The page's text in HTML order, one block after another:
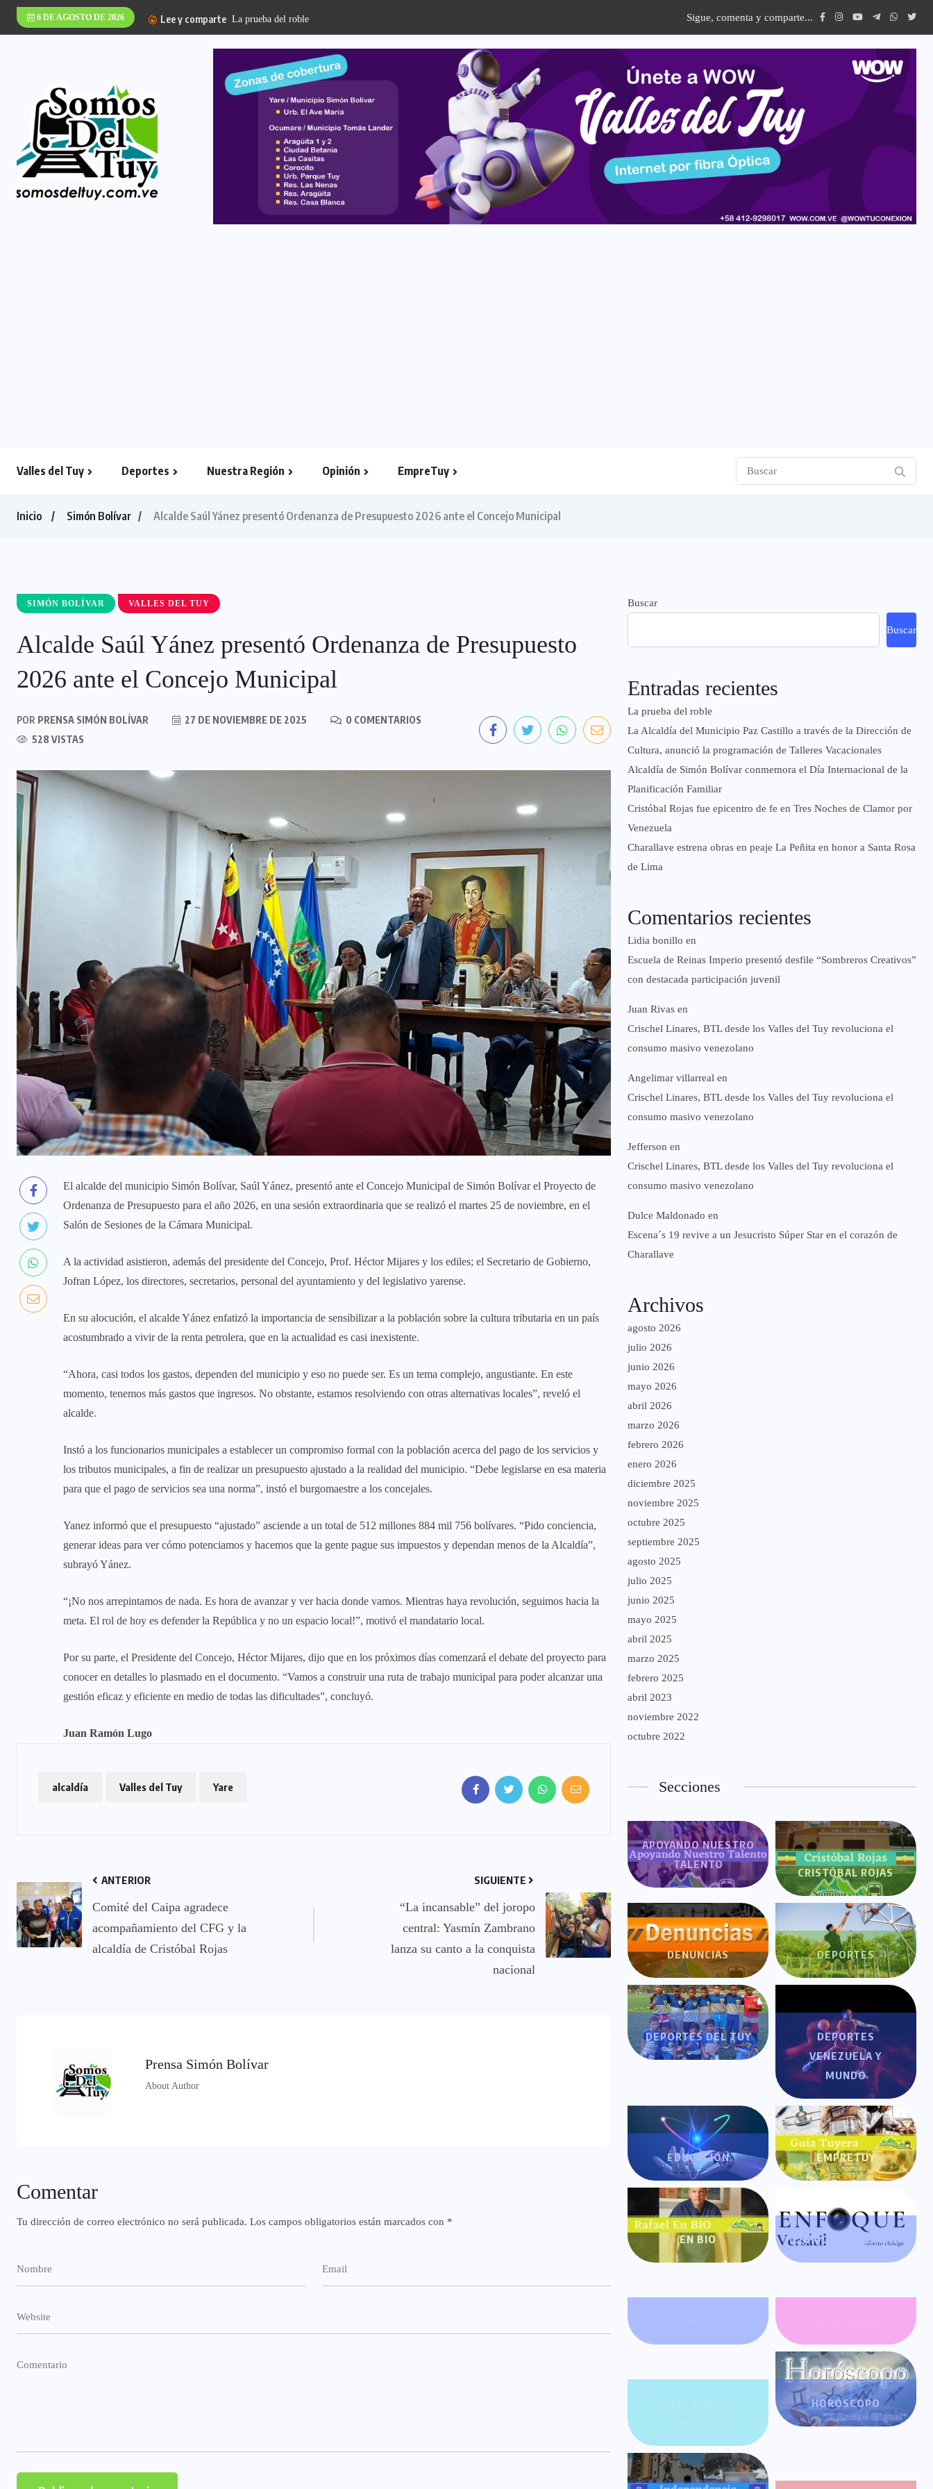
6 DE AGOSTO DE 2026 Lee y comparte La prueba del roble Sigue, comenta y comparte...
Valles del Tuy Deportes Nuestra Región Opinión EmpreTuy
Inicio Simón Bolívar Alcalde Saúl Yánez presentó Ordenanza de Presupuesto 2026 ante el Concejo Municipal
SIMÓN BOLÍVAR VALLES DEL TUY
Alcalde Saúl Yánez presentó Ordenanza de Presupuesto
2026 ante el Concejo Municipal
POR PRENSA SIMÓN BOLÍVAR 27 DE NOVIEMBRE DE 2025
0 COMENTARIOS
528 VISTAS
El alcalde del municipio Simón Bolívar, Saúl Yánez, presentó ante el Concejo Municipal de Simón Bolívar el Proyecto de
Ordenanza de Presupuesto para el año 2026, en una sesión extraordinaria que se realizó el martes 25 de noviembre, en el
Salón de Sesiones de la Cámara Municipal.
A la actividad asistieron, además del presidente del Concejo, Prof. Héctor Mijares y los ediles; el Secretario de Gobierno,
Jofran López, los directores, secretarios, personal del ayuntamiento y del legislativo yarense.
En su alocución, el alcalde Yánez enfatizó la importancia de sensibilizar a la población sobre la cultura tributaria en un país
acostumbrado a vivir de la renta petrolera, que en la actualidad es casi inexistente.
“Ahora, casi todos los gastos, dependen del municipio y eso no puede ser. Es un tema complejo, angustiante. En este
momento, tenemos más gastos que ingresos. No obstante, estamos resolviendo con otras alternativas locales”, reveló el
alcalde.
Instó a los funcionarios municipales a establecer un compromiso formal con la población acerca del pago de los servicios y
los tributos municipales, a fin de realizar un presupuesto ajustado a la realidad del municipio. “Debe legislarse en esa materia
para que el pago de servicios sea una norma”, instó el burgomaestre a los concejales.
Yanez informó que el presupuesto “ajustado” asciende a un total de 512 millones 884 mil 756 bolívares. “Pido conciencia,
generar ideas para ver cómo potenciamos y hacemos que la gente pague sus impuestos y dependan menos de la Alcaldía”,
subrayó Yánez.
“¡No nos arrepintamos de nada. Es hora de avanzar y ver hacia donde vamos. Mientras haya revolución, seguimos hacia la
meta. El rol de hoy es defender la República y no un espacio local!”, motivó el mandatario local.
Por su parte, el Presidente del Concejo, Héctor Mijares, dijo que en los próximos días comenzará el debate del proyecto para
conocer en detalles lo plasmado en el documento. “Vamos a construir una ruta de trabajo municipal para poder alcanzar una
gestión eficaz y eficiente en medio de todas las dificultades”, concluyó.
Juan Ramón Lugo
alcaldía Valles del Tuy Yare
ANTERIOR
Comité del Caipa agradece
acompañamiento del CFG y la
alcaldía de Cristóbal Rojas
SIGUIENTE
“La incansable” del joropo
central: Yasmín Zambrano
lanza su canto a la conquista
nacional
Prensa Simón Bolívar
About Author
Comentar
Tu dirección de correo electrónico no será publicada. Los campos obligatorios están marcados con *
Buscar
Buscar
Entradas recientes
La prueba del roble
La Alcaldía del Municipio Paz Castillo a través de la Dirección de
Cultura, anunció la programación de Talleres Vacacionales
Alcaldía de Simón Bolívar conmemora el Día Internacional de la
Planificación Familiar
Cristóbal Rojas fue epicentro de fe en Tres Noches de Clamor por
Venezuela
Charallave estrena obras en peaje La Peñita en honor a Santa Rosa
de Lima
Comentarios recientes
Lidia bonillo en
Escuela de Reinas Imperio presentó desfile “Sombreros Creativos”
con destacada participación juvenil
Juan Rivas en
Crischel Linares, BTL desde los Valles del Tuy revoluciona el
consumo masivo venezolano
Angelimar villarreal en
Crischel Linares, BTL desde los Valles del Tuy revoluciona el
consumo masivo venezolano
Jefferson en
Crischel Linares, BTL desde los Valles del Tuy revoluciona el
consumo masivo venezolano
Dulce Maldonado en
Escena´s 19 revive a un Jesucristo Súper Star en el corazón de
Charallave
Archivos
agosto 2026
julio 2026
junio 2026
mayo 2026
abril 2026
marzo 2026
febrero 2026
enero 2026
diciembre 2025
noviembre 2025
octubre 2025
septiembre 2025
agosto 2025
julio 2025
junio 2025
mayo 2025
abril 2025
marzo 2025
febrero 2025
abril 2023
noviembre 2022
octubre 2022
Secciones
APOYANDO NUESTRO
TALENTO
CRISTÓBAL ROJAS
DENUNCIAS DEPORTES
DEPORTES DEL TUY
DEPORTES
VENEZUELA Y
MUNDO
EDUCACIÓN EMPRETUY
EN BIO ENFOQUE VERSÁTIL
HORÓSCOPO